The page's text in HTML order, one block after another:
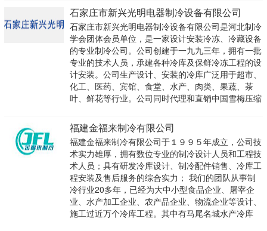
石家庄市新兴光明电器制冷设备有限公司
石家庄市新兴光明电器制冷设备有限公司是河北制冷
学会团体会员单位，是一家设计安装冷冻、冷藏设备
的专业制冷公司。公司创建于一九九三年，拥有一批
专业的技术人员，承建各种冷库及保鲜冷冻工程的设
计安装。公司生产设计、安装的冷库广泛用于超市、
化工、医药、宾馆、食堂、水产、肉类、果蔬、茶
叶、鲜花等行业。公司同时代理和直销中国雪梅压缩
福建金福来制冷有限公司
福建金福来制冷有限公司于１９９５年成立，公司技
术实力雄厚，拥有数位专业的制冷设计人员和工程技
术人员；具有研发冷库设计、制冷配件销售、冷库工
程安装及售后服务的综合实力； 我们的团队从事制
冷行业20多年，已经为大中小型食品企业、屠宰企
业、水产加工企业、农产品企业、物流企业等设计、
施工过近万个冷库工程。其中有马尾名城水产冷库